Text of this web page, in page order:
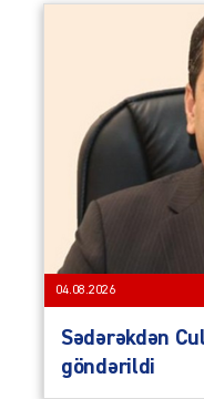
04.08.2026
Sədərəkdən
göndərildi